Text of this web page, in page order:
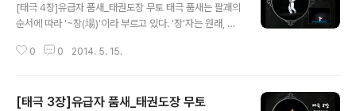
[태극 4장]유급자 품새_태권도장 무토 태극 품새는 팔괘의
순서에 따라 '~장(場)'이라 부르고 있다. '장'자는 원래, 제
한 것이었으나 '흙 토(土)가 의미요소로 쓰였고, 볕 양은 발
장에 이르는 팔괘의 의미는 태극 품새의 내용이 되고 있다.
0 0 2014. 5. 15.
[태극 3장]유급자 품새_태권도장 무토